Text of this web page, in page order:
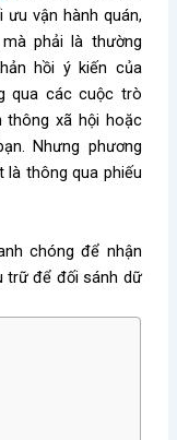
vận hành quán,
phải là thường
hồi ý kiến của
qua các cuộc trò
thông xã hội hoặc
Nhưng phương
là thông qua phiếu
chóng để nhận
trữ để đối sánh dữ